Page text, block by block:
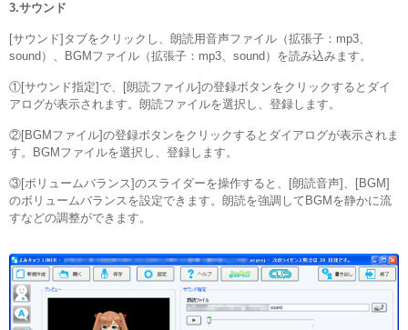
3.サウンド
[サウンド]タブをクリックし、朗読用音声ファイル（拡張子：mp3、
sound）、BGMファイル（拡張子：mp3、sound）を読み込みます。
①[サウンド指定]で、[朗読ファイル]の登録ボタンをクリックするとダイ
アログが表示されます。朗読ファイルを選択し、登録します。
②[BGMファイル]の登録ボタンをクリックするとダイアログが表示されま
す。BGMファイルを選択し、登録します。
③[ボリュームバランス]のスライダーを操作すると、[朗読音声]、[BGM]
のボリュームバランスを設定できます。朗読を強調してBGMを静かに流
すなどの調整ができます。